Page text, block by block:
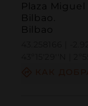
Plaza
Bilbao.
Bilbao